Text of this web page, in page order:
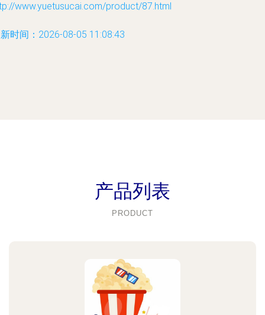
www.yuetusucai.com/product/87.html
时间：2026-08-05 11:08:43
产品列表
PRODUCT